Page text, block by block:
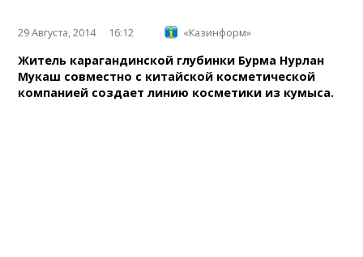
29 Августа, 2014 16:12 «Казинформ»
Житель карагандинской глубинки Бурма Нурлан
Мукаш совместно с китайской косметической
компанией создает линию косметики из кумыса.